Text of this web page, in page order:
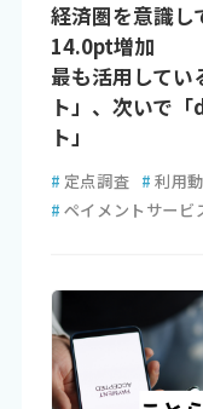
経済圏を意識し
14.0pt増加
最も活用してい
ト」、次いで
ト」
# 定点調査 # 利用
# ペイメントサービ